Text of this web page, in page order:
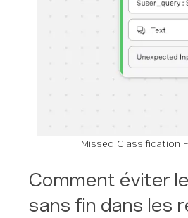
Missed Classification
Comment éviter
sans fin dans les